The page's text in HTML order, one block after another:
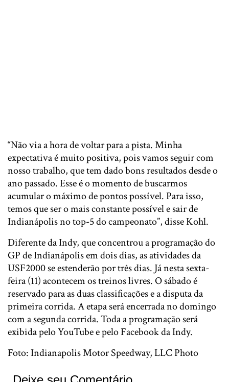
“Não via a hora de voltar para a pista. Minha
expectativa é muito positiva, pois vamos seguir com
nosso trabalho, que tem dado bons resultados desde o
ano passado. Esse é o momento de buscarmos
acumular o máximo de pontos possível. Para isso,
temos que ser o mais constante possível e sair de
Indianápolis no top-5 do campeonato”, disse Kohl.
Diferente da Indy, que concentrou a programação do
GP de Indianápolis em dois dias, as atividades da
USF2000 se estenderão por três dias. Já nesta sexta-
feira (11) acontecem os treinos livres. O sábado é
reservado para as duas classificações e a disputa da
primeira corrida. A etapa será encerrada no domingo
com a segunda corrida. Toda a programação será
exibida pelo YouTube e pelo Facebook da Indy.
Foto: Indianapolis Motor Speedway, LLC Photo